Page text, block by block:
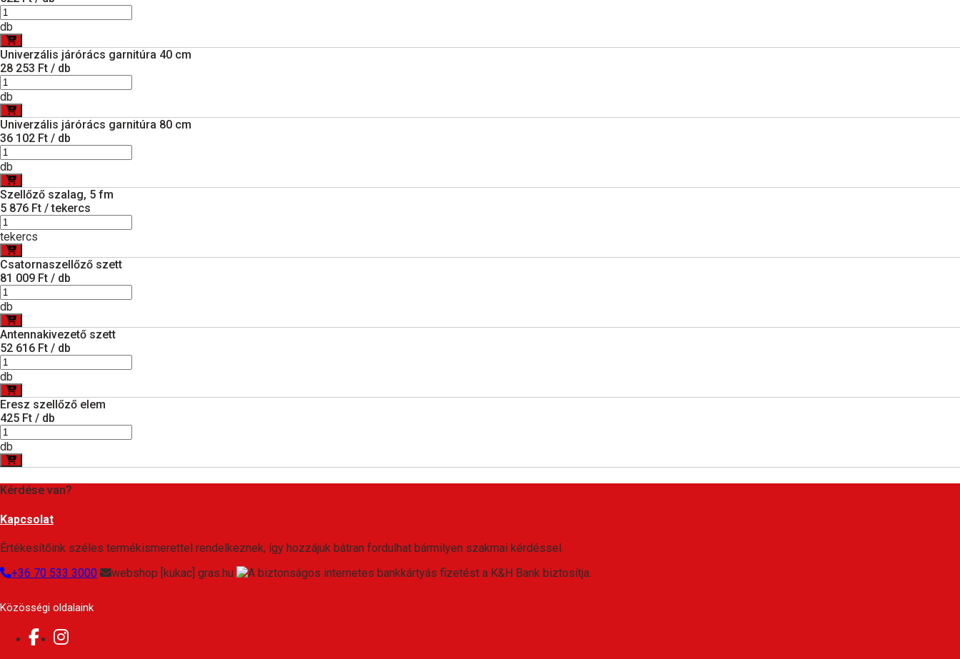
db
Univerzális járórács garnitúra 40 cm
28 253 Ft / db
db
Univerzális járórács garnitúra 80 cm
36 102 Ft / db
db
Szellőző szalag, 5 fm
5 876 Ft / tekercs
tekercs
Csatornaszellőző szett
81 009 Ft / db
db
Antennakivezető szett
52 616 Ft / db
db
Eresz szellőző elem
425 Ft / db
db
Kérdése van?
Kapcsolat
Értékesítőink széles termékismerettel rendelkeznek, így hozzájuk bátran fordulhat bármilyen szakmai kérdéssel.
+36 70 533 3000
webshop [kukac] gras.hu
Közösségi oldalaink